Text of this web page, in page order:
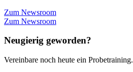
Zum Newsroom
Zum Newsroom
Neugierig geworden?
Vereinbare noch heute ein Probetraining.